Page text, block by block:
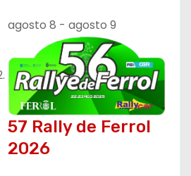
agosto 8 - agosto 9
57 Rally de Ferrol
2026